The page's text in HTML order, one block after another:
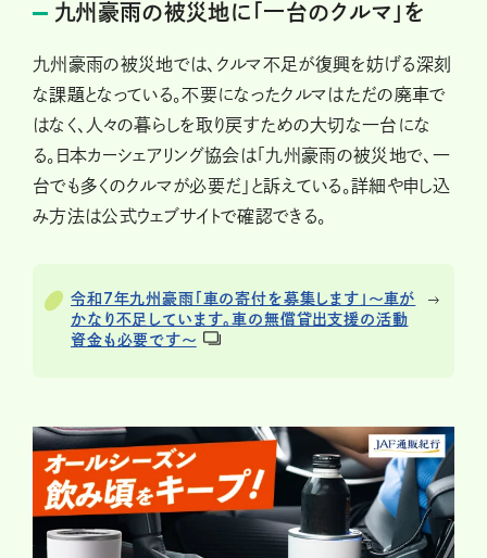
九州豪雨の被災地に「一台のクルマ」を
九州豪雨の被災地では、クルマ不足が復興を妨げる深刻
な課題となっている。不要になったクルマはただの廃車で
はなく、人々の暮らしを取り戻すための大切な一台にな
る。日本カーシェアリング協会は「九州豪雨の被災地で、一
台でも多くのクルマが必要だ」と訴えている。詳細や申し込
み方法は公式ウェブサイトで確認できる。
令和7年九州豪雨「車の寄付を募集します」〜車が
かなり不足しています。車の無償貸出支援の活動
資金も必要です〜